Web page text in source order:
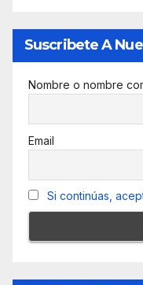
Suscribete A
Nombre o nombre
Email
Si continúas,